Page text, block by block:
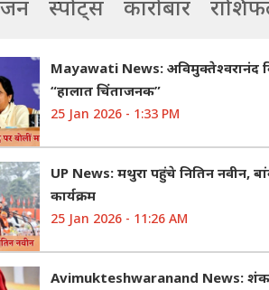
स्पोर्ट्स कारोबार
Mayawati News: अविमुक्तेश्वरानंद
“हालात चिंताजनक”
25 Jan 2026 - 1:33 PM
UP News: मथुरा पहुंचे नितिन नवीन,
कार्यक्रम
25 Jan 2026 - 11:26 AM
Avimukteshwaranand News: